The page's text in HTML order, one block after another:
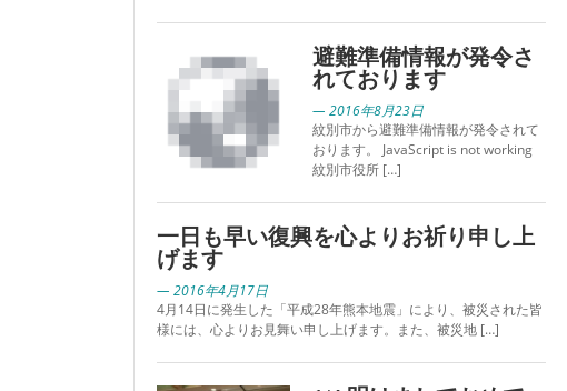
避難準備情報が発令さ
れております
— 2016年8月23日
紋別市から避難準備情報が発令されて
おります。 JavaScript is not working
紋別市役所 […]
一日も早い復興を心よりお祈り申し上
げます
— 2016年4月17日
4月14日に発生した「平成28年熊本地震」により、被災された皆
様には、心よりお見舞い申し上げます。また、被災地 […]